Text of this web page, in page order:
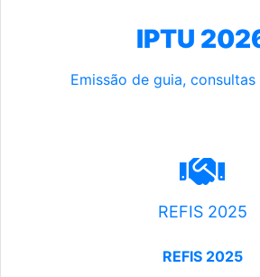
IPTU
Emissão de guia,
REFIS 2025
REFIS 2025